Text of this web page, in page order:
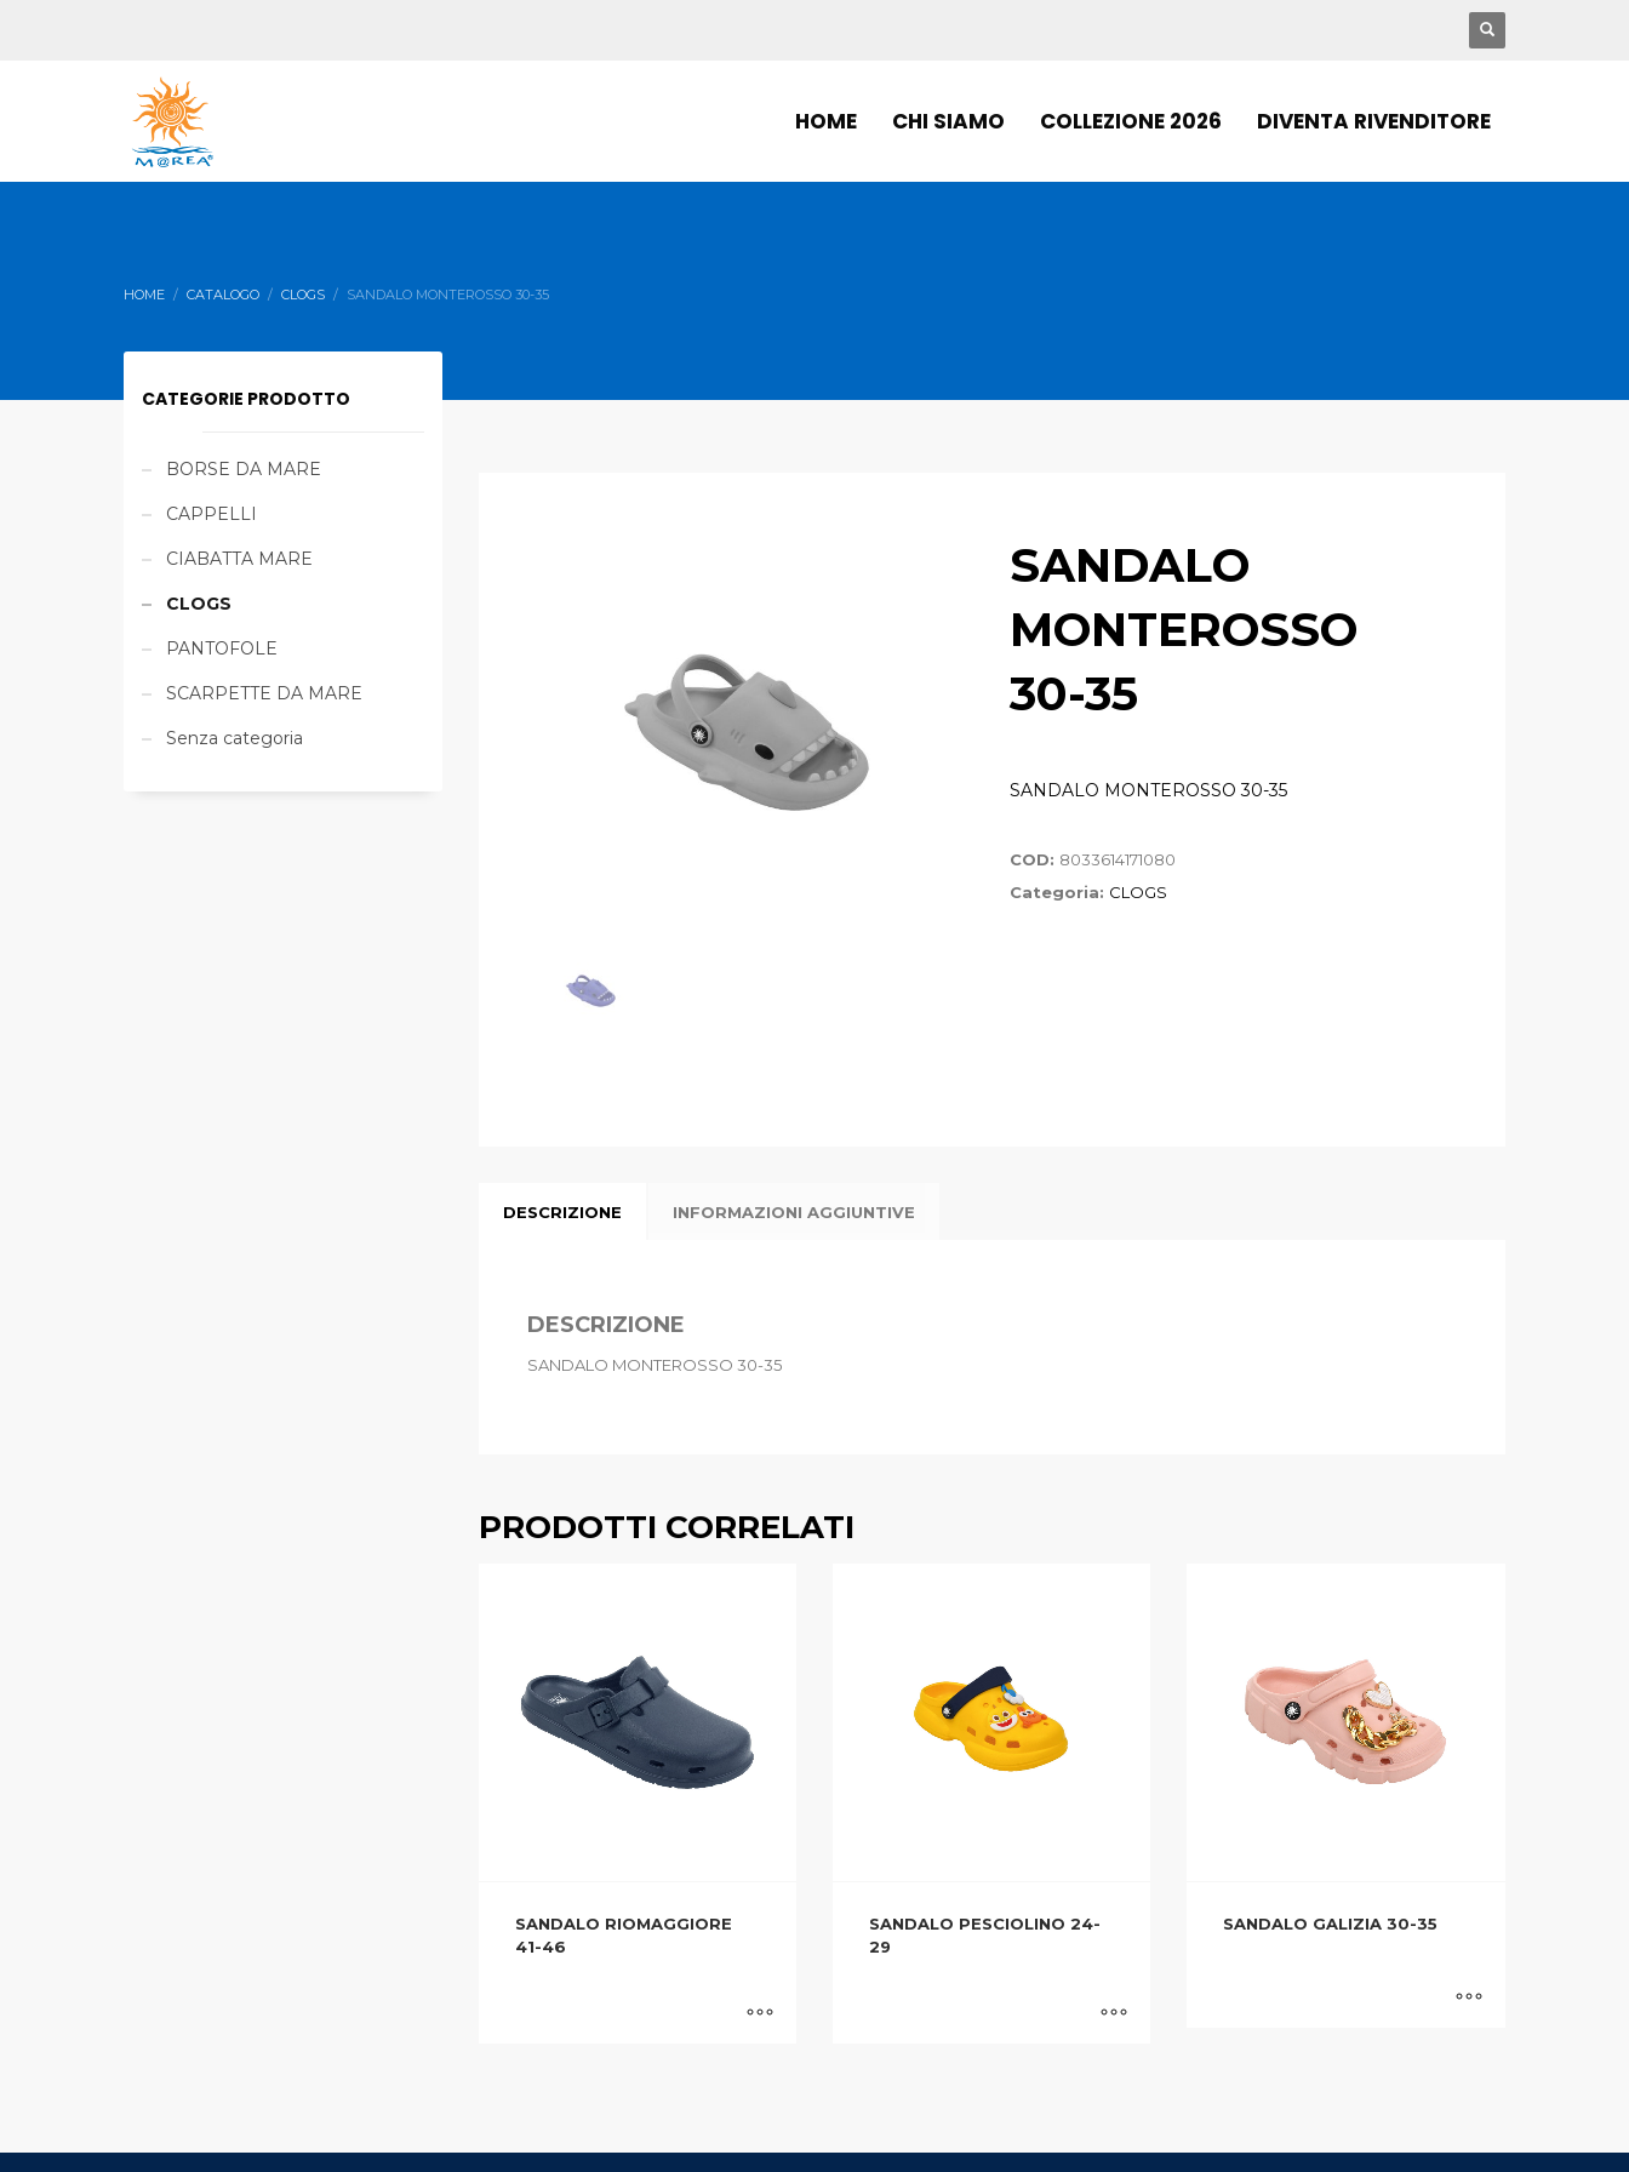
HOME CHI SIAMO COLLEZIONE 2026 DIVENTA RIVENDITORE
HOME CATALOGO CLOGS SANDALO MONTEROSSO 30-35
SANDALO
MONTEROSSO
30-35
SANDALO MONTEROSSO 30-35
COD: 8033614171080
Categoria: CLOGS
DESCRIZIONE INFORMAZIONI AGGIUNTIVE
DESCRIZIONE
SANDALO MONTEROSSO 30-35
PRODOTTI CORRELATI
SANDALO RIOMAGGIORE
41-46
SANDALO PESCIOLINO 24-
29
SANDALO GALIZIA 30-35
CATEGORIE PRODOTTO
BORSE DA MARE
CAPPELLI
CIABATTA MARE
CLOGS
PANTOFOLE
SCARPETTE DA MARE
Senza categoria